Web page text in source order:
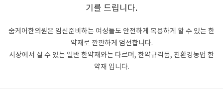
기를 드립니다.
숨케어한의원은 임신준비하는 여성들도 안전하게 복용하게 할 수 있는 한
약재로 깐깐하게 엄선합니다.
시장에서 살 수 있는 일반 한약재와는 다르며, 한약규격품, 친환경농법 한
약재 입니다.